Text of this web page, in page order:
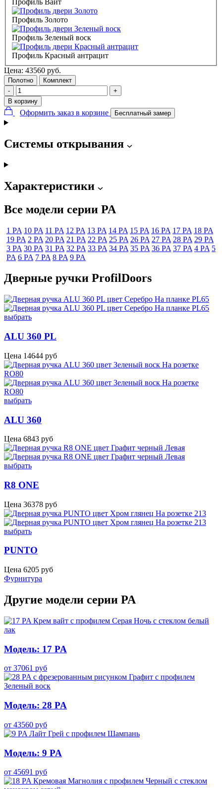
Профиль Вайт
Профиль Золото
Профиль Зеленый воск
Профиль Красный антрацит
Цена: 43560 руб.
Полотно
Комплект
-
+
В корзину
Оформить заказ в корзине Бесплатный замер
Системы открывания
Характеристики
Все модели серии PA
1 PA 10 PA 11 PA 12 PA 13 PA 14 PA 15 PA 16 PA 17 PA 18 PA
19 PA 2 PA 20 PA 21 PA 22 PA 25 PA 26 PA 27 PA 28 PA 29 PA
3 PA 30 PA 31 PA 32 PA 33 PA 34 PA 35 PA 36 PA 37 PA 4 PA 5
PA 6 PA 7 PA 8 PA 9 PA
Дверные ручки ProfilDoors
выбрать
ALU 360 PL
Цена 14644 руб
выбрать
ALU 360
Цена 6843 руб
выбрать
R8 ONE
Цена 36378 руб
выбрать
PUNTO
Цена 6205 руб
Фурнитура
Другие модели серии PA
Модель: 17 PA
от 37061 руб
Модель: 28 PA
от 43560 руб
Модель: 9 PA
от 45691 руб